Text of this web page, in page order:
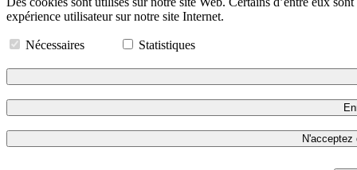
expérience utilisateur sur notre site Internet.
Nécessaires Statistiques